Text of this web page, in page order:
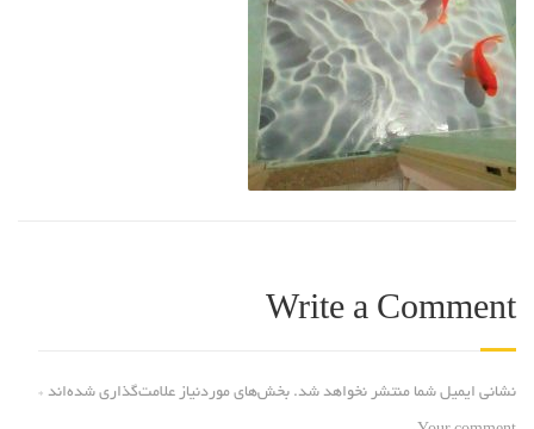
Write a Comment
نشانی ایمیل شما منتشر نخواهد شد. بخش‌های موردنیاز علامت‌گذاری شده‌اند *